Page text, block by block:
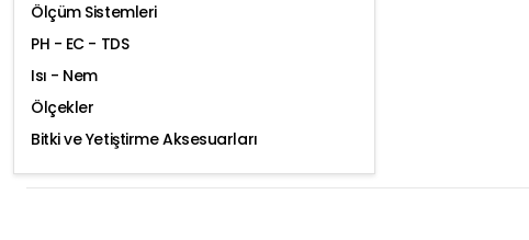
Ölçüm Sistemleri
PH - EC - TDS
Isı - Nem
Ölçekler
Bitki ve Yetiştirme Aksesuarları